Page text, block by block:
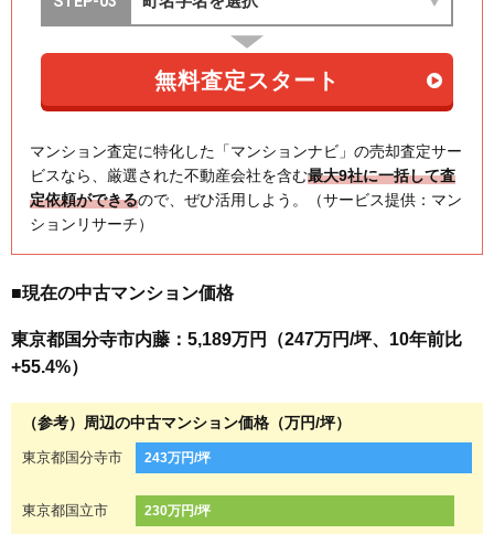
マンション査定に特化した「マンションナビ」の売却査定サー
ビスなら、厳選された不動産会社を含む最大9社に一括して査
定依頼ができるので、ぜひ活用しよう。（サービス提供：マン
ションリサーチ）
■現在の中古マンション価格
東京都国分寺市内藤：5,189万円（247万円/坪、10年前比
+55.4%）
（参考）周辺の中古マンション価格（万円/坪）
東京都国分寺市 243万円/坪
東京都国立市 230万円/坪